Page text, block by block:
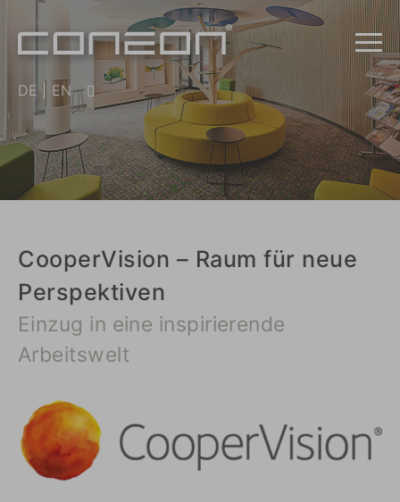
DE EN
CooperVision – Raum für neue
Perspektiven
Einzug in eine inspirierende
Arbeitswelt